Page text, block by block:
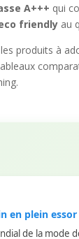
A+++ qui
friendly au
produits à
en plein essor
de la mode